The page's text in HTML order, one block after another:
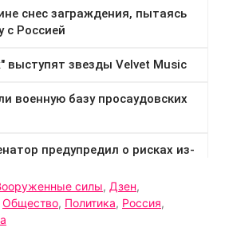
силы, Дзен,
Общество, Политика, Россия,